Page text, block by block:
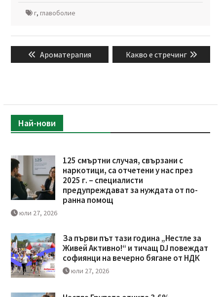
г, главоболие
Previous
post:
Ароматерапия
Next
post:
Какво е стречинг
Най-нови
125 смъртни случая, свързани с
наркотици, са отчетени у нас през
2025 г. – специалисти
предупреждават за нуждата от по-
ранна помощ
юли 27, 2026
За първи път тази година „Нестле за
Живей Активно!“ и тичащ DJ повеждат
софиянци на вечерно бягане от НДК
юли 27, 2026